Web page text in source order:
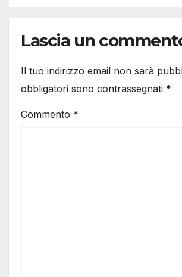
Lascia un
Il tuo indirizzo email non sarà
obbligatori sono contrassegnati *
Commento *